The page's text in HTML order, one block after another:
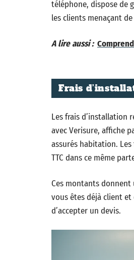
téléphone, dispose de
les clients menaçant
A lire aussi :
Frais
Les frais d’installation
avec Verisure, affiche
assurés habitation.
TTC dans ce même
Ces montants
vous êtes déjà client
d’accepter un devis.